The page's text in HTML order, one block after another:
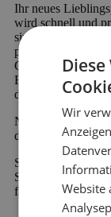
Ihr neues
wird schnell und
sind sofort
profitieren Sie von
Garantie auf alle
Branche ist die
der geteilten
Neu bei Emob
der kostenlosen
Sie haben eine
Service? Zögern
fachkundiges
Wir
Website